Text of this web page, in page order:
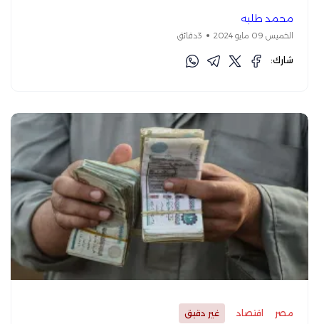
محمد طلبه
الخميس 09 مايو 2024 3دقائق
شارك:
مصر اقتصاد غير دقيق